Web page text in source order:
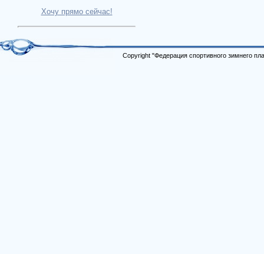
Хочу прямо сейчас!
Copyright "Федерация спортивного зимнего